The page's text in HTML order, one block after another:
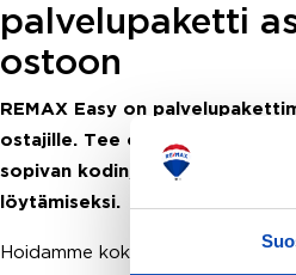
palvelupaketti
ostoon
REMAX Easy on
ostajille. Tee ostotoimeksianto
sopivan kodin, eikä sinun
löytämiseksi.
Hoidamme koko ostoprosessin